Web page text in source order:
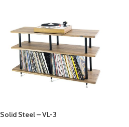
Solid Steel – VL-3